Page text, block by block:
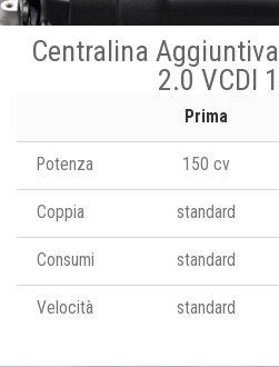
Centralina
2.0 VCDI
Prima
Potenza 150 cv
Coppia standard
Consumi standard
Velocità standard